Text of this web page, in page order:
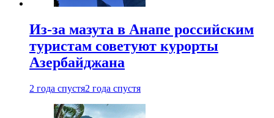
Из-за мазута в Анапе российским
туристам советуют курорты
Азербайджана
2 года спустя2 года спустя